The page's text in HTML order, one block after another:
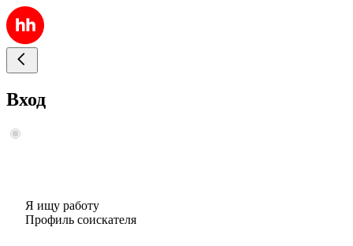
Вход
Я ищу работу
Профиль соискателя